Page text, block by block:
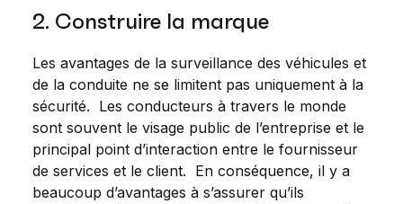
2. Construire la marque
Les avantages de la surveillance des véhicules et
de la conduite ne se limitent pas uniquement à la
sécurité. Les conducteurs à travers le monde
sont souvent le visage public de l’entreprise et le
principal point d’interaction entre le fournisseur
de services et le client. En conséquence, il y a
beaucoup d’avantages à s’assurer qu’ils